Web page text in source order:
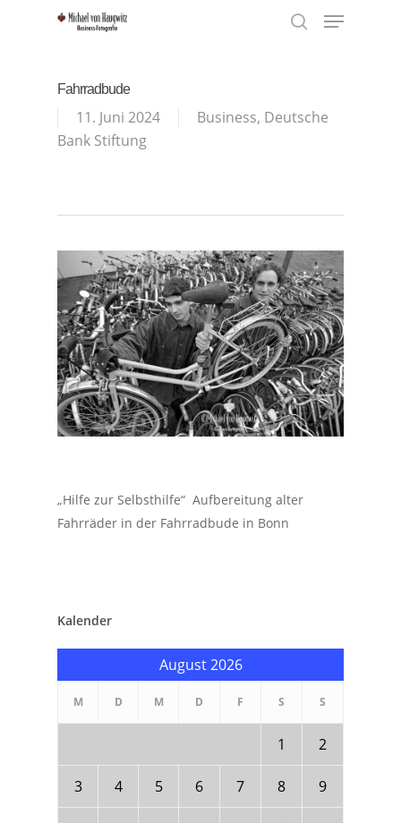
Menu
Fahrradbude
11. Juni 2024 Business, Deutsche
Bank Stiftung
„Hilfe zur Selbsthilfe“ Aufbereitung alter
Fahrräder in der Fahrradbude in Bonn
Kalender
August 2026
M D M D F S S
1 2
3 4 5 6 7 8 9